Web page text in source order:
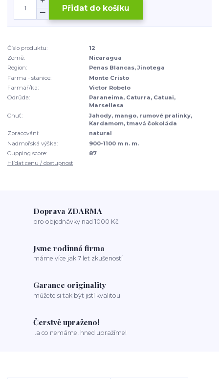
Přidat do košíku
Číslo produktu:
12
Země:
Nicaragua
Region:
Penas Blancas, Jinotega
Farma - stanice:
Monte Cristo
Farmář/ka:
Victor Robelo
Odrůda:
Paraneima, Caturra, Catuai,
Marsellesa
Chuť:
Jahody, mango, rumové pralinky,
Kardamom, tmavá čokoláda
Zpracování:
natural
Nadmořská výška:
900-1100 m n. m.
Cupping score:
87
Hlídat cenu / dostupnost
Doprava ZDARMA
pro objednávky nad 1000 Kč
Jsme rodinná firma
máme více jak 7 let zkušeností
Garance originality
můžete si tak být jistí kvalitou
Čerstvě upraženo!
..a co nemáme, hned upražíme!